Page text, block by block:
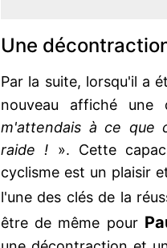
Une
Par la suite, lorsqu'il a
nouveau affiché
m'attendais à ce que
raide ! ». Cette
cyclisme est un plaisir
l'une des clés de la
être de même pour